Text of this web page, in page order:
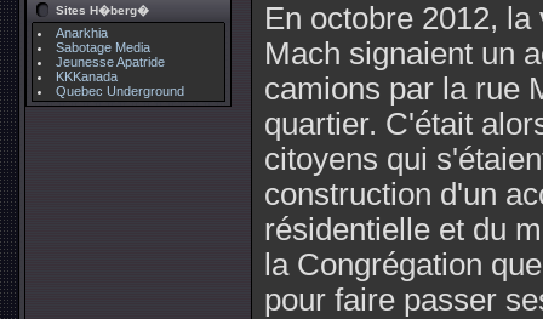
Sites H�berg�
Anarkhia
Sabotage Media
Jeunesse Apatride
KKKanada
Quebec Underground
En octobre 2012,
Mach signaient un
camions par la rue
quartier. C'était
citoyens qui
construction d'un
résidentielle et du
la Congrégation
pour faire passer